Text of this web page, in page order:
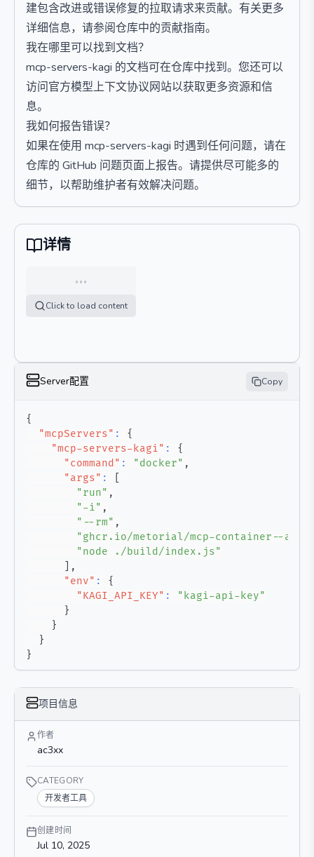
建包含改进或错误修复的拉取请求来贡献。有关更多
详细信息，请参阅仓库中的贡献指南。
我在哪里可以找到文档？
mcp-servers-kagi 的文档可在仓库中找到。您还可以
访问官方模型上下文协议网站以获取更多资源和信
息。
我如何报告错误？
如果在使用 mcp-servers-kagi 时遇到任何问题，请在
仓库的 GitHub 问题页面上报告。请提供尽可能多的
细节，以帮助维护者有效解决问题。
详情
…
Click to load content
Server配置 Copy
{
"mcpServers" :
{
"mcp-servers-kagi" :
{
"command" : "docker" ,
"args" :
"run" ,
"-i" ,
"--rm" ,
"ghcr.io/metorial/mcp-container--
"node ./build/index.js"
,
"env" :
{
"KAGI_API_KEY" :
"kagi-api-key"
}
}
}
}
项目信息
作者
ac3xx
CATEGORY
开发者工具
创建时间
Jul 10, 2025